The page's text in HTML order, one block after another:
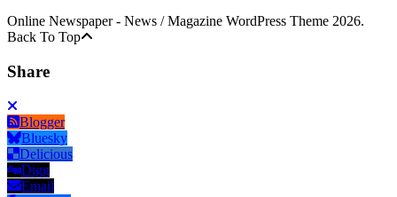
Online Newspaper - News / Magazine WordPress Theme 2026.
Back To Top
Share
Blogger
Bluesky
Delicious
Digg
Email